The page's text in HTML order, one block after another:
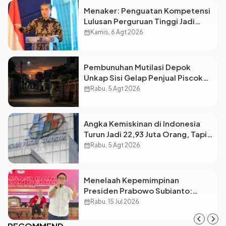
Menaker: Penguatan Kompetensi
Lulusan Perguruan Tinggi Jadi
Kunci Menjawab Kebutuhan Dunia
calendar_month Kamis, 6 Agt 2026
Pembunuhan Mutilasi Depok
Unkap Sisi Gelap Penjual Piscok
Berdarah Dingin
calendar_month Rabu, 5 Agt 2026
Angka Kemiskinan di Indonesia
Turun Jadi 22,93 Juta Orang, Tapi
Kenapa Ketimpangan Desa dan
calendar_month Rabu, 5 Agt 2026
Menelaah Kepemimpinan
Presiden Prabowo Subianto:
Antara Visi Besar, Implementasi,
calendar_month Rabu, 15 Jul 2026